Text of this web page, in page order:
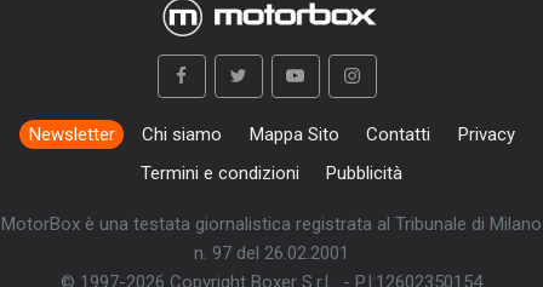
Newsletter Chi siamo Mappa Sito Contatti
Privacy
Termini e condizioni
Pubblicità
MotorBox è una testata giornalistica registrata al Tribunale di Milano
n. 97 del 26.02.2001
© 1997-2026 Copyright Boxer S.r.L. - P.I:12602350154